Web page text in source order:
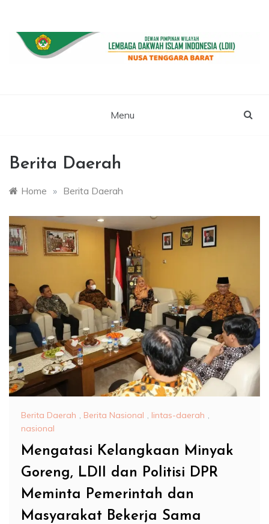
content
TENGGARA
BARAT
Menu
Berita Daerah
Home » Berita Daerah
Berita Daerah , Berita Nasional , lintas-daerah ,
nasional
Mengatasi Kelangkaan Minyak
Goreng, LDII dan Politisi DPR
Meminta Pemerintah dan
Masyarakat Bekerja Sama